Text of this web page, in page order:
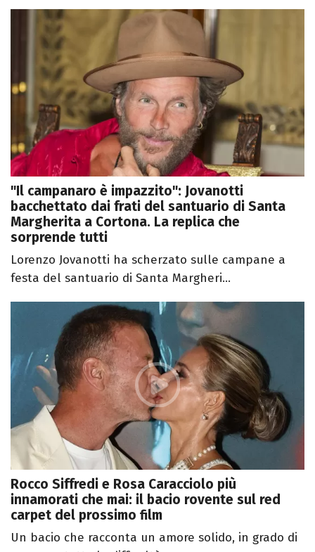
"Il campanaro è impazzito": Jovanotti
bacchettato dai frati del santuario di Santa
Margherita a Cortona. La replica che
sorprende tutti
Lorenzo Jovanotti ha scherzato sulle campane a
festa del santuario di Santa Margheri...
Rocco Siffredi e Rosa Caracciolo più
innamorati che mai: il bacio rovente sul red
carpet del prossimo film
Un bacio che racconta un amore solido, in grado di